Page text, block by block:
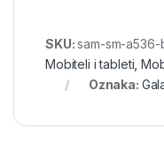
SKU:sam-sm-a536-
Mobiteli i tableti ,
Oznaka: